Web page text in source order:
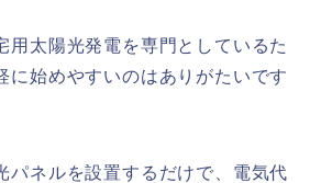
用太陽光発電を専門としているた
に始めやすいのはありがたいです
パネルを設置するだけで、電気代